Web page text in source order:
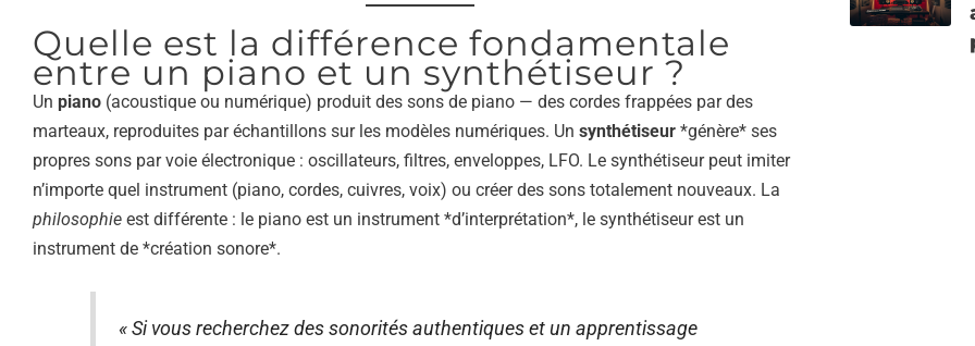
Quelle est la différence fondamentale
entre un piano et un synthétiseur ?
Un piano (acoustique ou numérique) produit des sons de piano — des cordes frappées par des
marteaux, reproduites par échantillons sur les modèles numériques. Un synthétiseur *génère* ses
propres sons par voie électronique : oscillateurs, filtres, enveloppes, LFO. Le synthétiseur peut imiter
n’importe quel instrument (piano, cordes, cuivres, voix) ou créer des sons totalement nouveaux. La
philosophie est différente : le piano est un instrument *d’interprétation*, le synthétiseur est un
instrument de *création sonore*.
« Si vous recherchez des sonorités authentiques et un apprentissage